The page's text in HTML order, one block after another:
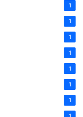
1
1
1
1
1
1
1